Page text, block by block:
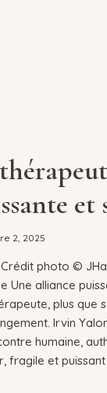
et
2, 2025
photo ©
Une alliance
plus que
Irvin
humaine,
fragile et